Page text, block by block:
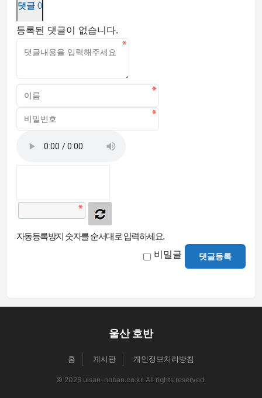
댓글 0
등록된 댓글이 없습니다.
자동등록방지 숫자를 순서대로 입력하세요.
비밀글 댓글등록
울산 호반
홈 게시판 개인정보처리방침
© 2026 ulsan-hoban.co.kr. All rights reserved.